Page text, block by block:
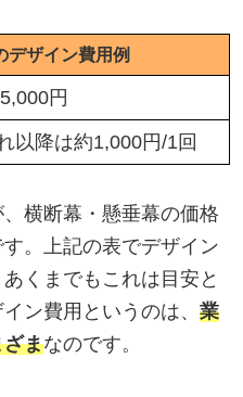
デザイン費用例
円
以降は約1,000円/1回
横断幕・懸垂幕の価格
。上記の表でデザイン
くまでもこれは目安と
ン費用というのは、 業
ざまなのです。